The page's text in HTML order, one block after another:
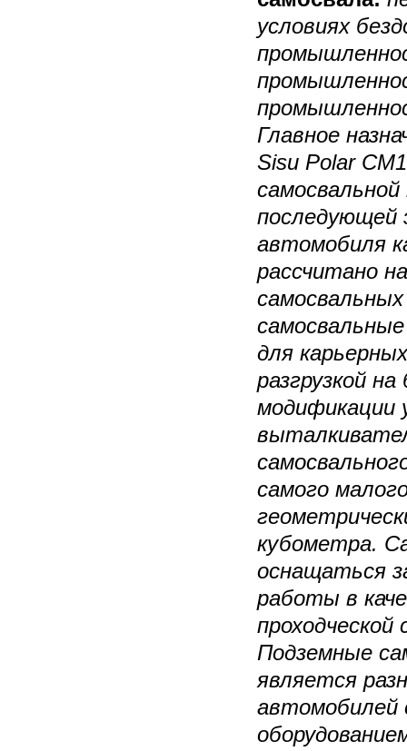
условиях
Главное
Sisu Polar
последующей
автомобиля
рассчитано
самосвальные
для
разгрузкой
модификации
самого
кубометра.
оснащаться
работы в
Подземные
является
автомобилей